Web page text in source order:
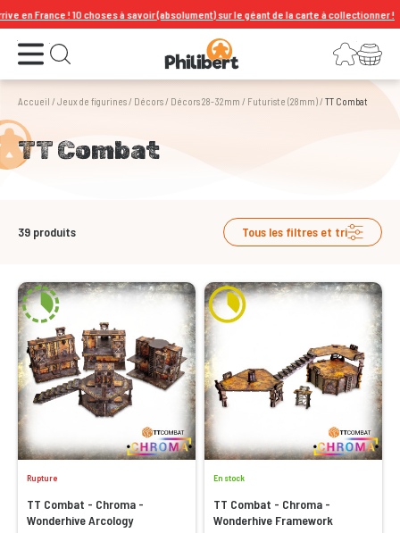
choses à savoir (absolument) sur le géant de la carte à collectionner !
Ouvrir le menu Ouvrir la recherche Connexion
Votre panier
Accueil /Jeux de figurines/ Décors/ Décors 28-32mm / Futuriste (28mm)/TT Combat
TT Combat
39 produits Tous les filtres et tri
Rupture
TT Combat - Chroma -
Wonderhive Arcology
En stock
TT Combat - Chroma -
Wonderhive Framework